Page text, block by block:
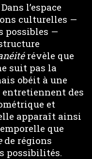
Dans l’espace
culturelles —
possibles —
révèle que
suit pas la
obéit à une
des
et
apparaît ainsi
que
de régions
possibilités.